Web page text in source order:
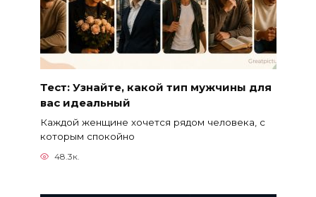
Тест: Узнайте, какой тип мужчины для
вас идеальный
Каждой женщине хочется рядом человека, с
которым спокойно
48.3к.